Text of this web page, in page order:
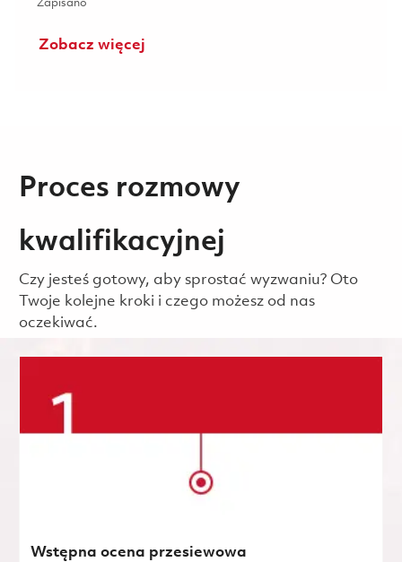
ZapisanoZapisano Inzynier Jakosci 01856881
Zobacz więcej
Proces rozmowy
kwalifikacyjnej
Czy jesteś gotowy, aby sprostać wyzwaniu? Oto
Twoje kolejne kroki i czego możesz od nas
oczekiwać.
Wstępna ocena przesiewowa